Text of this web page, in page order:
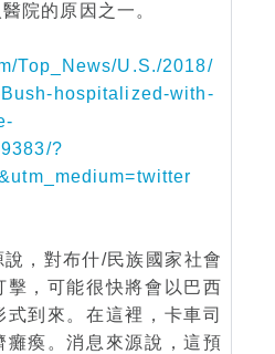
院的原因之一。
Top_News/U.S./2018/
hospitalized-with-
?
，對布什/民族國家社會
擊，可能很快將會以巴西
到來。在這裡，卡車司
癱瘓。消息來源說，這預